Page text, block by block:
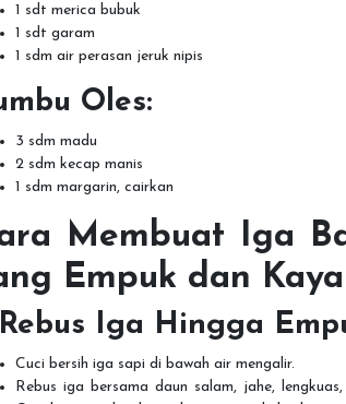
1 sdt merica bubuk
1 sdt garam
1 sdm air perasan jeruk nipis
Oles:
3 sdm madu
2 sdm kecap manis
1 sdm margarin, cairkan
Membuat Iga
Empuk dan
Rebus Iga Hingga
Cuci bersih iga sapi di bawah air mengalir.
Rebus iga bersama daun salam, jahe,